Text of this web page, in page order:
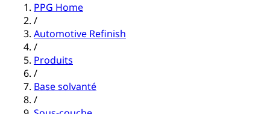
PPG Home
/
Automotive Refinish
/
Produits
/
Base solvanté
/